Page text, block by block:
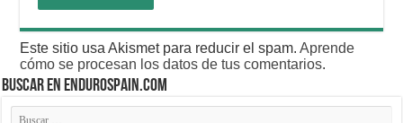
Este sitio usa Akismet para reducir el spam.Aprende
cómo se procesan los datos de tus comentarios.
BUSCAR EN ENDUROSPAIN.COM